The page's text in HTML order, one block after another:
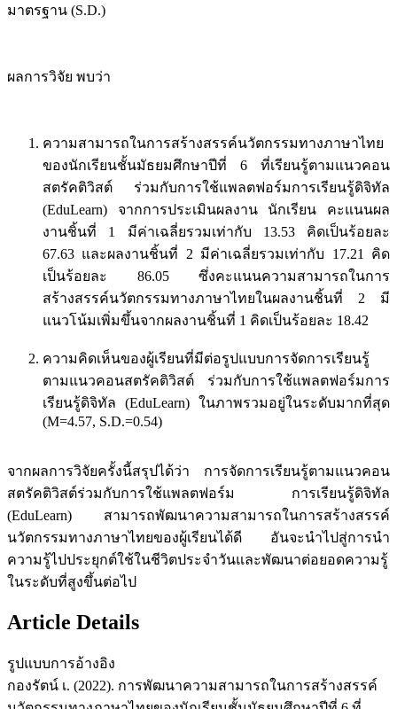
มาตรฐาน (S.D.)
ผลการวิจัย พบว่า
ความสามารถในการสร้างสรรค์นวัตกรรมทางภาษาไทย
ของนักเรียนชั้นมัธยมศึกษาปีที่ 6 ที่เรียนรู้ตามแนวคอน
สตรัคติวิสต์ ร่วมกับการใช้แพลตฟอร์มการเรียนรู้ดิจิทัล
(EduLearn) จากการประเมินผลงาน นักเรียน คะแนนผล
งานชิ้นที่ 1 มีค่าเฉลี่ยรวมเท่ากับ 13.53 คิดเป็นร้อยละ
67.63 และผลงานชิ้นที่ 2 มีค่าเฉลี่ยรวมเท่ากับ 17.21 คิด
เป็นร้อยละ 86.05 ซึ่งคะแนนความสามารถในการ
สร้างสรรค์นวัตกรรมทางภาษาไทยในผลงานชิ้นที่ 2 มี
แนวโน้มเพิ่มขึ้นจากผลงานชิ้นที่ 1 คิดเป็นร้อยละ 18.42
ความคิดเห็นของผู้เรียนที่มีต่อรูปแบบการจัดการเรียนรู้
ตามแนวคอนสตรัคติวิสต์ ร่วมกับการใช้แพลตฟอร์มการ
เรียนรู้ดิจิทัล (EduLearn) ในภาพรวมอยู่ในระดับมากที่สุด
(M=4.57, S.D.=0.54)
จากผลการวิจัยครั้งนี้สรุปได้ว่า การจัดการเรียนรู้ตามแนวคอน
สตรัคติวิสต์ร่วมกับการใช้แพลตฟอร์ม การเรียนรู้ดิจิทัล
(EduLearn) สามารถพัฒนาความสามารถในการสร้างสรรค์
นวัตกรรมทางภาษาไทยของผู้เรียนได้ดี อันจะนำไปสู่การนำ
ความรู้ไปประยุกต์ใช้ในชีวิตประจำวันและพัฒนาต่อยอดความรู้
ในระดับที่สูงขึ้นต่อไป
Article Details
รูปแบบการอ้างอิง
กองรัตน์ เ. (2022). การพัฒนาความสามารถในการสร้างสรรค์